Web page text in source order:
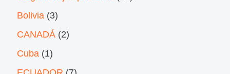
Bolivia (3)
CANADÁ (2)
Cuba (1)